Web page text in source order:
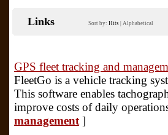
Links Sort by: Hits Alphabetical
GPS fleet tracking and
FleetGo is a vehicle tracking
This software enables
improve costs of daily
management ]